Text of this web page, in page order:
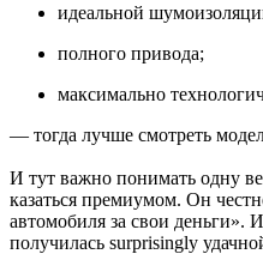
идеальной
полного привода;
максимально
— тогда лучше смотреть
И тут важно понимать одну
казаться премиумом. Он
автомобиля за свои деньги».
получилась surprisingly